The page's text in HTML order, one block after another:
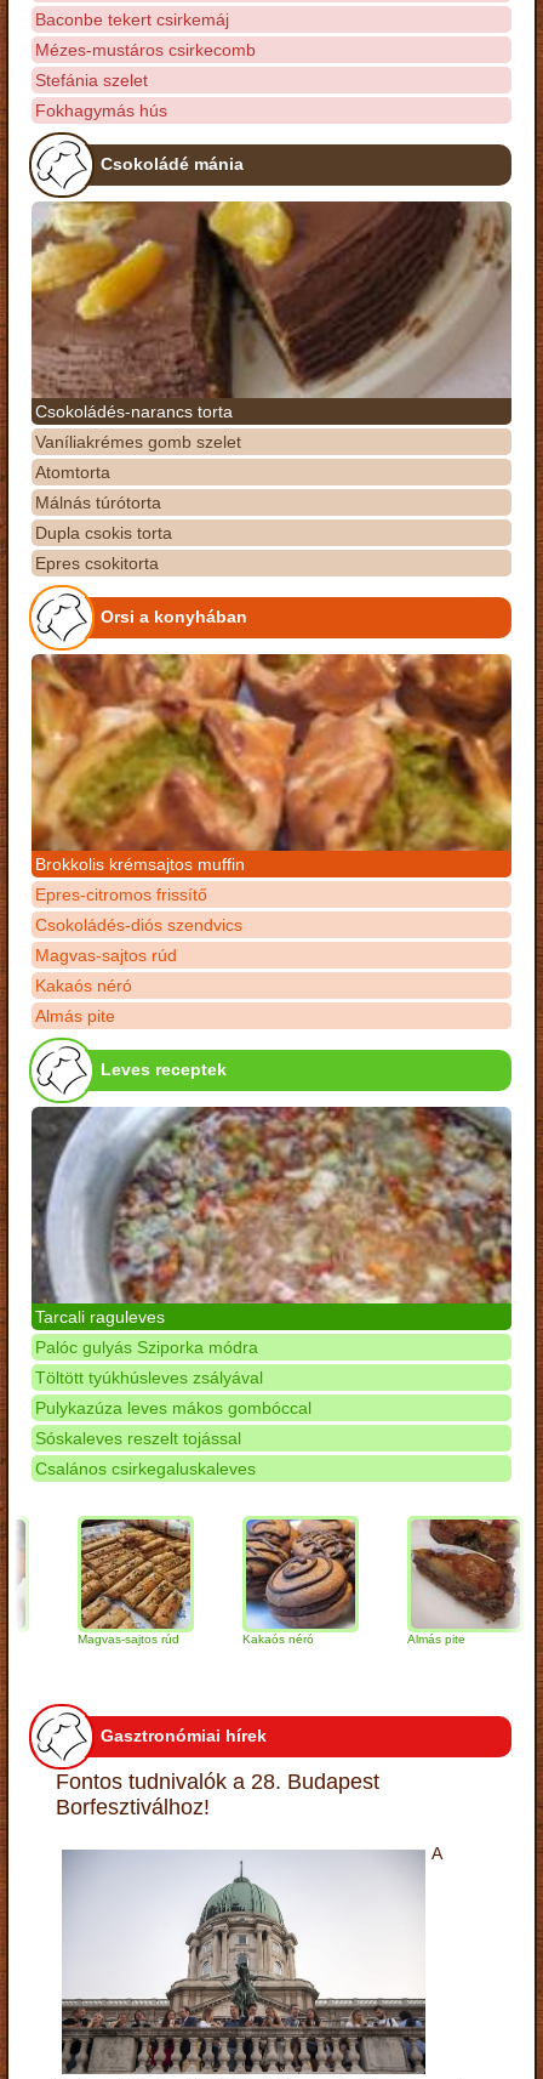
Baconbe tekert csirkemáj
Mézes-mustáros csirkecomb
Stefánia szelet
Fokhagymás hús
Csokoládé mánia
Csokoládés-narancs torta
Vaníliakrémes gomb szelet
Atomtorta
Málnás túrótorta
Dupla csokis torta
Epres csokitorta
Orsi a konyhában
Brokkolis krémsajtos muffin
Epres-citromos frissítő
Csokoládés-diós szendvics
Magvas-sajtos rúd
Kakaós néró
Almás pite
Leves receptek
Tarcali raguleves
Palóc gulyás Sziporka módra
Töltött tyúkhúsleves zsályával
Pulykazúza leves mákos gombóccal
Sóskaleves reszelt tojással
Csalános csirkegaluskaleves
Magvas-sajtos rúd Kakaós néró Almás pite
Gasztronómiai hírek
Fontos tudnivalók a 28. Budapest
Borfesztiválhoz!
A